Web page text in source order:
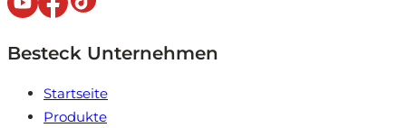
Besteck Unternehmen
Startseite
Produkte